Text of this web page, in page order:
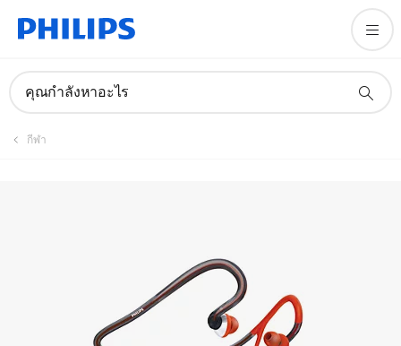
คุณกำลังหาอะไร
กีฬา
คู่มือและเอกสาร